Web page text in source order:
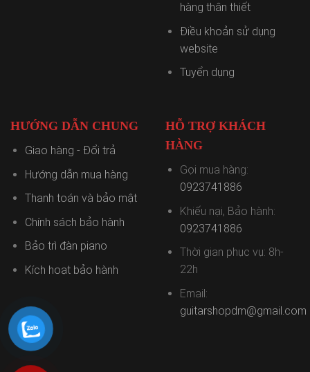
hàng thân thiết
Điều khoản sử dụng
website
Tuyển dụng
HƯỚNG DẪN CHUNG
Giao hàng - Đổi trả
Hướng dẫn mua hàng
Thanh toán và bảo mật
Chính sách bảo hành
Bảo trì đàn piano
Kích hoạt bảo hành
HỖ TRỢ KHÁCH
HÀNG
Gọi mua hàng:
0923741886
Khiếu nại, Bảo hành:
0923741886
Thời gian phục vụ: 8h-
22h
Email:
guitarshopdm@gmail.com